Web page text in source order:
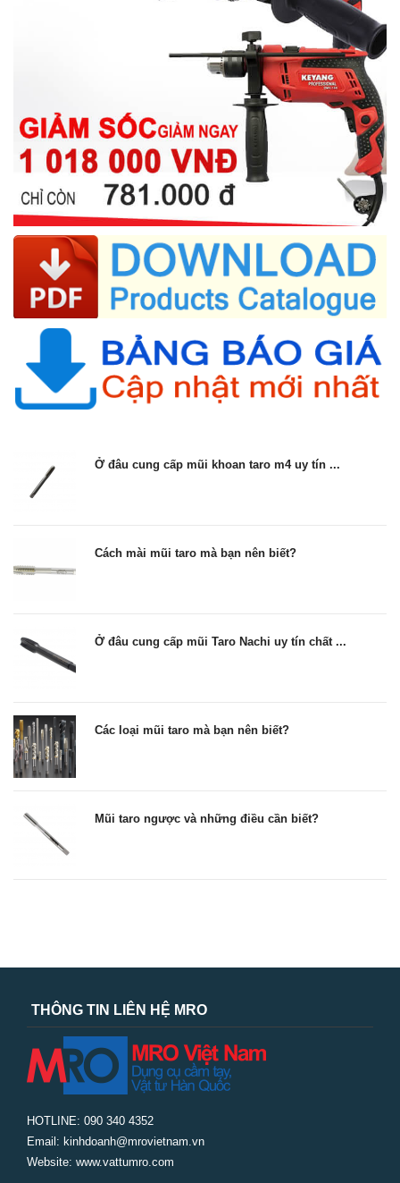
Ở đâu cung cấp mũi khoan taro m4 uy tín ...
Cách mài mũi taro mà bạn nên biết?
Ở đâu cung cấp mũi Taro Nachi uy tín chất ...
Các loại mũi taro mà bạn nên biết?
Mũi taro ngược và những điều cần biết?
THÔNG TIN LIÊN HỆ MRO
HOTLINE: 090 340 4352
Email: kinhdoanh@mrovietnam.vn
Website: www.vattumro.com